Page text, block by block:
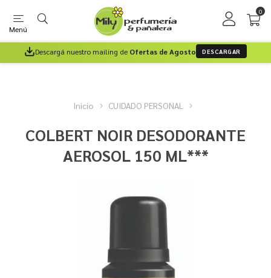
Menú
0
Descargá nuestro mailing de Ofertas de Agosto DESCARGAR
Inicio CUIDADO PERSONAL
COLBERT NOIR DESODORANTE
AEROSOL 150 ML***